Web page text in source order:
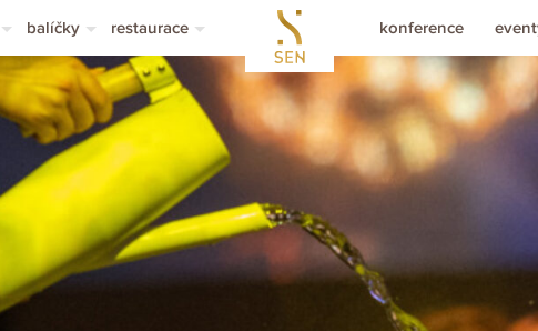
1. číslo
2. číslo
3. číslo
balíčky
letní balíčky
balíčky bez ubytování
pobytové balíčky
vouchery v hodnotě
restaurace
rezervace stolu
restaurace
menu á la carte
obědová nabídka
sezónní menu
nápojový lístek
vinná karta
konference